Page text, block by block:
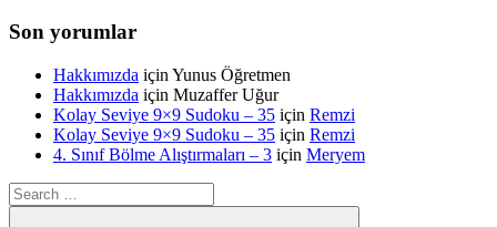
Son yorumlar
Hakkımızda için Yunus Öğretmen
Hakkımızda için Muzaffer Uğur
Kolay Seviye 9×9 Sudoku – 35 için Remzi
Kolay Seviye 9×9 Sudoku – 35 için Remzi
4. Sınıf Bölme Alıştırmaları – 3 için Meryem
Search
for: